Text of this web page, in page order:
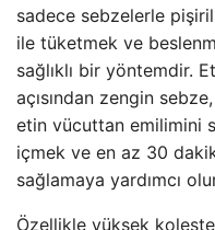
sadece sebzelerle
ile tüketmek ve
sağlıklı bir yöntemdir.
açısından zengin
etin vücuttan emilimini
içmek ve en az 30
sağlamaya yardımcı
Özellikle yüksek